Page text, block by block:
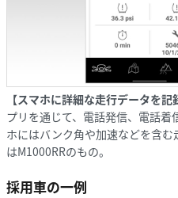
【スマホに詳細な走行データを記
プリを通じて、電話発信、電話
ホにはバンク角や加速などを含
はM1000RRのもの。
採用車の一例